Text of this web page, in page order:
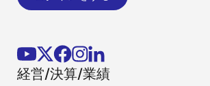
経営/決算/業績